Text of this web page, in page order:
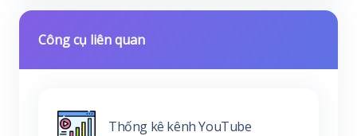
Công cụ liên quan
Thống kê kênh YouTube